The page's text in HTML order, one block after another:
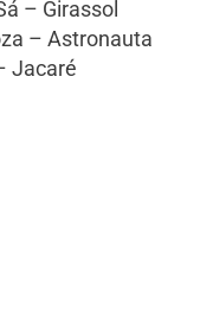
– Girassol
– Astronauta
Jacaré